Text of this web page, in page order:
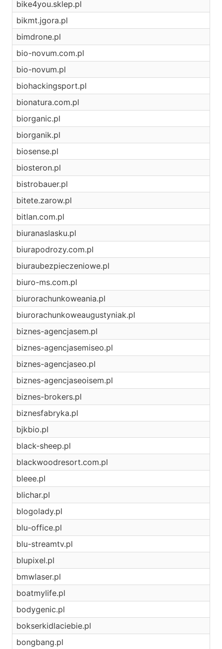
bike4you.sklep.pl
bikmt.jgora.pl
bimdrone.pl
bio-novum.com.pl
bio-novum.pl
biohackingsport.pl
bionatura.com.pl
biorganic.pl
biorganik.pl
biosense.pl
biosteron.pl
bistrobauer.pl
bitete.zarow.pl
bitlan.com.pl
biuranaslasku.pl
biurapodrozy.com.pl
biuraubezpieczeniowe.pl
biuro-ms.com.pl
biurorachunkoweania.pl
biurorachunkoweaugustyniak.pl
biznes-agencjasem.pl
biznes-agencjasemiseo.pl
biznes-agencjaseo.pl
biznes-agencjaseoisem.pl
biznes-brokers.pl
biznesfabryka.pl
bjkbio.pl
black-sheep.pl
blackwoodresort.com.pl
bleee.pl
blichar.pl
blogolady.pl
blu-office.pl
blu-streamtv.pl
blupixel.pl
bmwlaser.pl
boatmylife.pl
bodygenic.pl
bokserkidlaciebie.pl
bongbang.pl